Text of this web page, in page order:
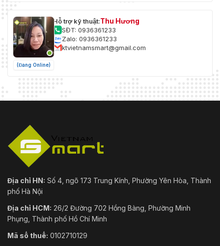
(Đang Online)
Hỗ trợ kỹ thuật:Thu Hương
SĐT: 0936361233
Zalo: 0936361233
ktvietnamsmart@gmail.com
Địa chỉ HN: Số 4, ngõ 173 Trung Kính, Phường Yên Hòa, Thành
phố Hà Nội
Địa chỉ HCM: 26/2 Đường 702 Hồng Bàng, Phường Minh
Phụng, Thành phố Hồ Chí Minh
Mã số thuế: 0102710129